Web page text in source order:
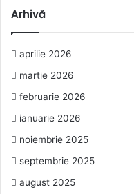
Arhivă
aprilie 2026
martie 2026
februarie 2026
ianuarie 2026
noiembrie 2025
septembrie 2025
august 2025